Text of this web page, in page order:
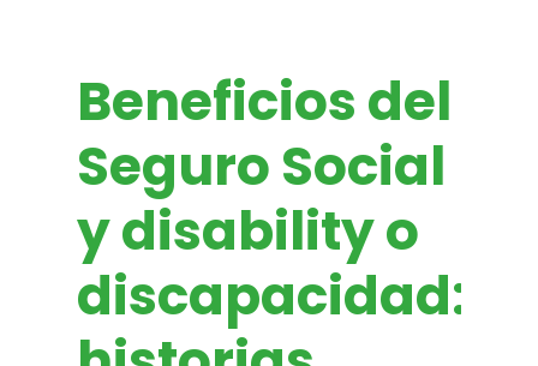
Beneficios del
Seguro Social
y disability o
discapacidad: